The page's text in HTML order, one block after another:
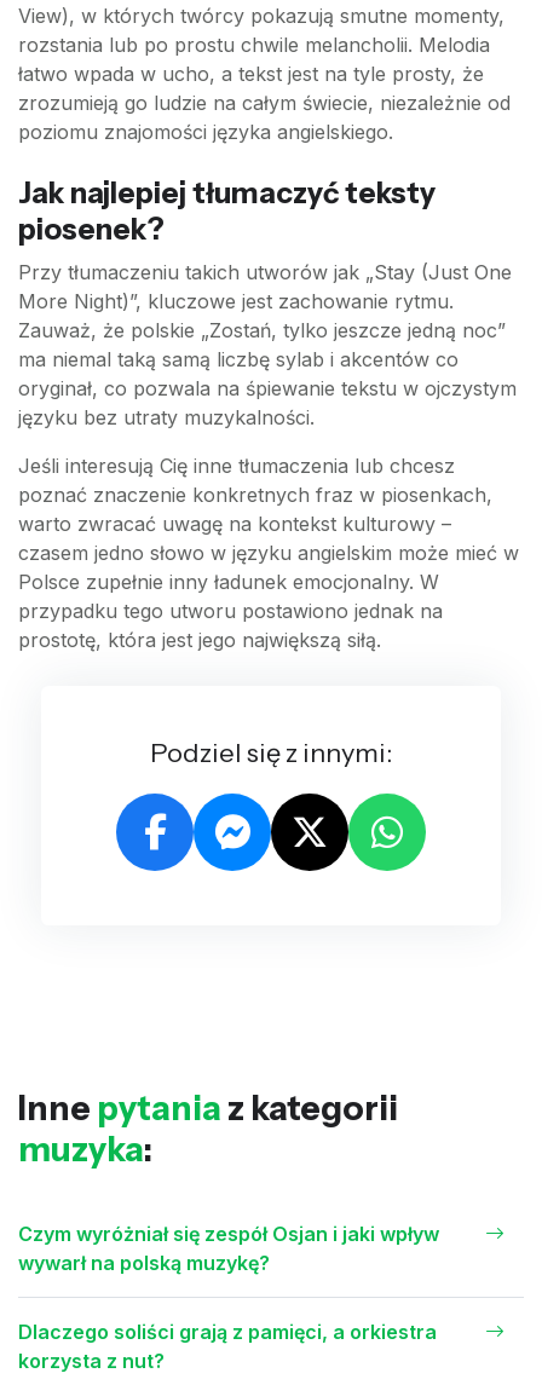
View), w których twórcy pokazują smutne momenty,
rozstania lub po prostu chwile melancholii. Melodia
łatwo wpada w ucho, a tekst jest na tyle prosty, że
zrozumieją go ludzie na całym świecie, niezależnie od
poziomu znajomości języka angielskiego.
Jak najlepiej tłumaczyć teksty
piosenek?
Przy tłumaczeniu takich utworów jak „Stay (Just One
More Night)”, kluczowe jest zachowanie rytmu.
Zauważ, że polskie „Zostań, tylko jeszcze jedną noc”
ma niemal taką samą liczbę sylab i akcentów co
oryginał, co pozwala na śpiewanie tekstu w ojczystym
języku bez utraty muzykalności.
Jeśli interesują Cię inne tłumaczenia lub chcesz
poznać znaczenie konkretnych fraz w piosenkach,
warto zwracać uwagę na kontekst kulturowy –
czasem jedno słowo w języku angielskim może mieć w
Polsce zupełnie inny ładunek emocjonalny. W
przypadku tego utworu postawiono jednak na
prostotę, która jest jego największą siłą.
Podziel się z innymi:
Inne pytania z kategorii
muzyka:
Czym wyróżniał się zespół Osjan i jaki wpływ
wywarł na polską muzykę?
Dlaczego soliści grają z pamięci, a orkiestra
korzysta z nut?